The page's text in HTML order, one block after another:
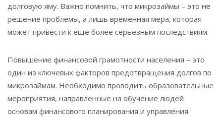
долговую яму. Важно помнить, что микрозаймы – это не
решение проблемы, а лишь временная мера, которая
может привести к еще более серьезным последствиям.
Повышение финансовой грамотности населения – это
один из ключевых факторов предотвращения долгов по
микрозаймам. Необходимо проводить образовательные
мероприятия, направленные на обучение людей
основам финансового планирования и управления